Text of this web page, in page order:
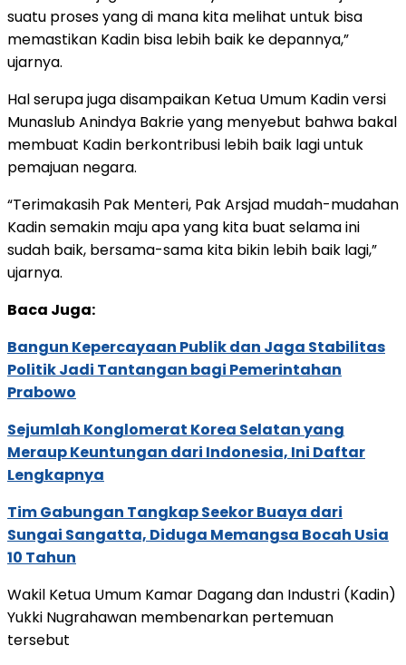
suatu proses yang di mana kita melihat untuk bisa
memastikan Kadin bisa lebih baik ke depannya,”
ujarnya.
Hal serupa juga disampaikan Ketua Umum Kadin versi
Munaslub Anindya Bakrie yang menyebut bahwa bakal
membuat Kadin berkontribusi lebih baik lagi untuk
pemajuan negara.
“Terimakasih Pak Menteri, Pak Arsjad mudah-mudahan
Kadin semakin maju apa yang kita buat selama ini
sudah baik, bersama-sama kita bikin lebih baik lagi,”
ujarnya.
Baca Juga:
Bangun Kepercayaan Publik dan Jaga Stabilitas
Politik Jadi Tantangan bagi Pemerintahan
Prabowo
Sejumlah Konglomerat Korea Selatan yang
Meraup Keuntungan dari Indonesia, Ini Daftar
Lengkapnya
Tim Gabungan Tangkap Seekor Buaya dari
Sungai Sangatta, Diduga Memangsa Bocah Usia
10 Tahun
Wakil Ketua Umum Kamar Dagang dan Industri (Kadin)
Yukki Nugrahawan membenarkan pertemuan
tersebut